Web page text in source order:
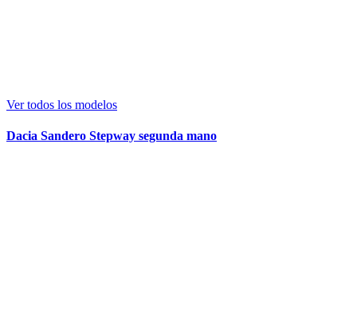
Ver todos los modelos
Dacia Sandero Stepway segunda mano